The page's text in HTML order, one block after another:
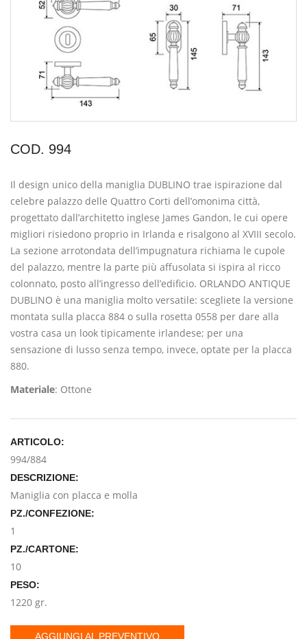
COD. 994
Il design unico della maniglia DUBLINO trae ispirazione dal
celebre palazzo delle Quattro Corti dell’omonima città,
progettato dall’architetto inglese James Gandon, le cui opere
migliori risiedono proprio in Irlanda e risalgono al XVIII secolo.
La sezione arrotondata dell’impugnatura richiama le cupole
del palazzo, mentre la parte più affusolata si ispira al ricco
colonnato, posto all’ingresso dell’edificio. ORLANDO ANTIQUE
DUBLINO è una maniglia molto versatile: scegliete la versione
montata sulla placca 884 o sulla rosetta 0558 per dare alla
vostra casa un look tipicamente irlandese; per una
sensazione di lusso senza tempo, invece, optate per la placca
880.
Materiale: Ottone
ARTICOLO:
994/884
DESCRIZIONE:
Maniglia con placca e molla
PZ./CONFEZIONE:
1
PZ./CARTONE:
10
PESO:
1220 gr.
AGGIUNGI AL PREVENTIVO